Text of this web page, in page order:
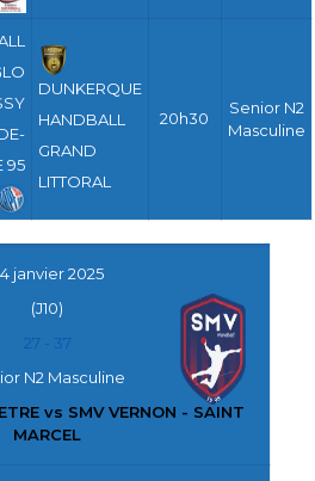
95
DUNKERQUE
HANDBALL
GRAND
LITTORAL
20h30
Senior N2
Masculine
janvier 2025
(J10)
27
37
N2 Masculine
vs SMV VERNON - SAINT
MARCEL